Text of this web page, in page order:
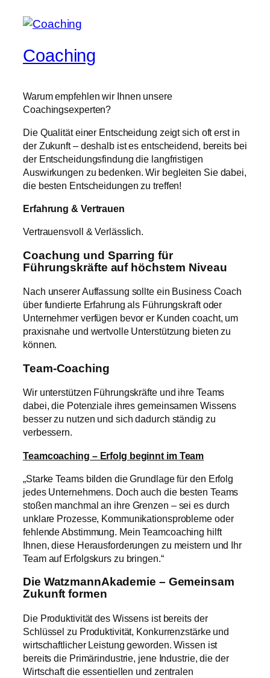
Coaching
Warum empfehlen wir Ihnen unsere
Coachingsexperten?
Die Qualität einer Entscheidung zeigt sich oft erst in
der Zukunft – deshalb ist es entscheidend, bereits bei
der Entscheidungsfindung die langfristigen
Auswirkungen zu bedenken. Wir begleiten Sie dabei,
die besten Entscheidungen zu treffen!
Erfahrung & Vertrauen
Vertrauensvoll & Verlässlich.
Coachung und Sparring für
Führungskräfte auf höchstem Niveau
Nach unserer Auffassung sollte ein Business Coach
über fundierte Erfahrung als Führungskraft oder
Unternehmer verfügen bevor er Kunden coacht, um
praxisnahe und wertvolle Unterstützung bieten zu
können.
Team-Coaching
Wir unterstützen Führungskräfte und ihre Teams
dabei, die Potenziale ihres gemeinsamen Wissens
besser zu nutzen und sich dadurch ständig zu
verbessern.
Teamcoaching – Erfolg beginnt im Team
„Starke Teams bilden die Grundlage für den Erfolg
jedes Unternehmens. Doch auch die besten Teams
stoßen manchmal an ihre Grenzen – sei es durch
unklare Prozesse, Kommunikationsprobleme oder
fehlende Abstimmung. Mein Teamcoaching hilft
Ihnen, diese Herausforderungen zu meistern und Ihr
Team auf Erfolgskurs zu bringen.“
Die WatzmannAkademie – Gemeinsam
Zukunft formen
Die Produktivität des Wissens ist bereits der
Schlüssel zu Produktivität, Konkurrenzstärke und
wirtschaftlicher Leistung geworden. Wissen ist
bereits die Primärindustrie, jene Industrie, die der
Wirtschaft die essentiellen und zentralen